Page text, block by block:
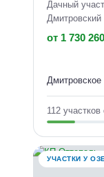
Дачный
Дмитровский
от 1 730
Дмитровское
112 участков
УЧАСТКИ У